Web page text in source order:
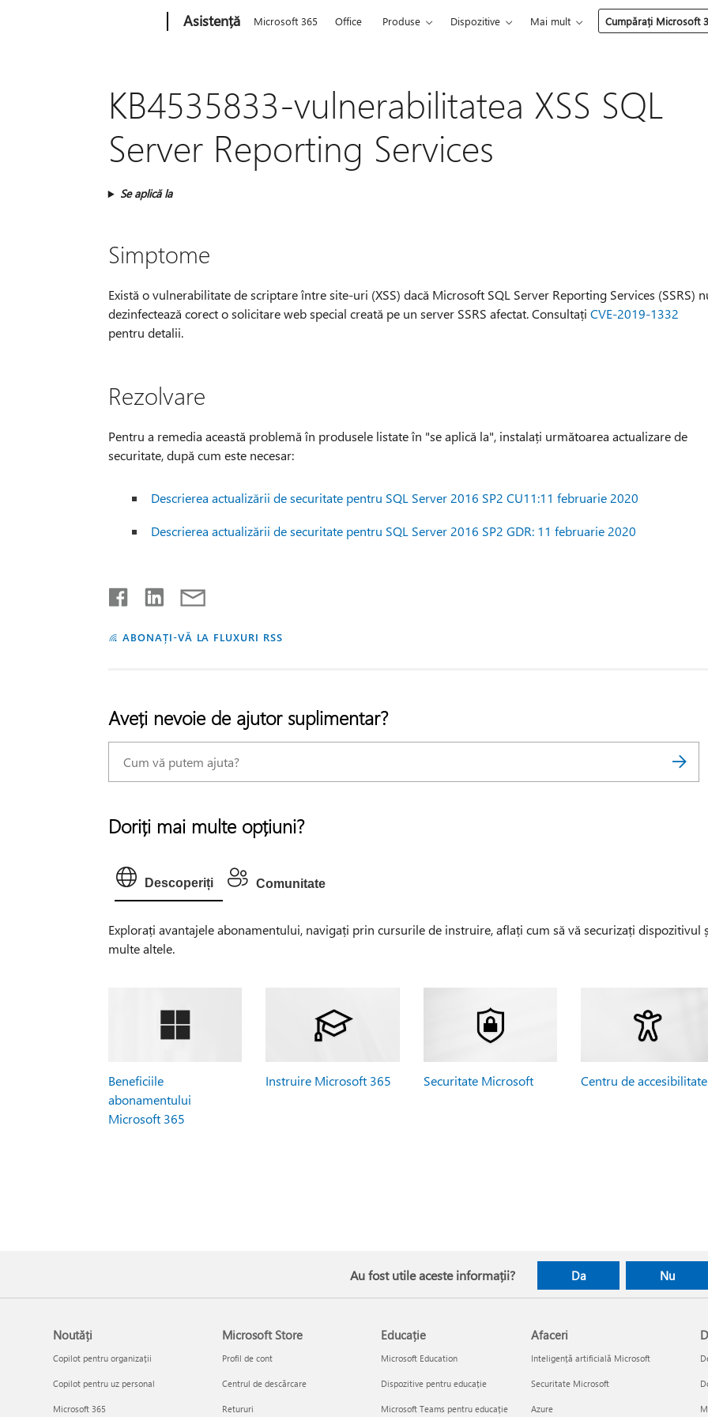
Asistență Microsoft 365 Office Produse Dispozitive Mai mult Cumpărați Microsoft
KB4535833-vulnerabilitatea XSS SQL
Server Reporting Services
Se aplică la
Simptome
Există o vulnerabilitate de scriptare între site-uri (XSS) dacă Microsoft SQL Server Reporting Services (SSRS)
dezinfectează corect o solicitare web special creată pe un server SSRS afectat. Consultați CVE-2019-1332
pentru detalii.
Rezolvare
Pentru a remedia această problemă în produsele listate în "se aplică la", instalați următoarea actualizare de
securitate, după cum este necesar:
Descrierea actualizării de securitate pentru SQL Server 2016 SP2 CU11:11 februarie 2020
Descrierea actualizării de securitate pentru SQL Server 2016 SP2 GDR: 11 februarie 2020
ABONAȚI-VĂ LA FLUXURI RSS
Aveți nevoie de ajutor suplimentar?
Doriți mai multe opțiuni?
Descoperiți Comunitate
Explorați avantajele abonamentului, navigați prin cursurile de instruire, aflați cum să vă securizați dispozitivul
multe altele.
Beneficiile
abonamentului
Microsoft 365
Instruire Microsoft 365 Securitate Microsoft Centru de accesibilitate
Au fost utile aceste informații? Da Nu
Noutăți
Copilot pentru organizații
Copilot pentru uz personal
Microsoft 365
Microsoft Store
Profil de cont
Centrul de descărcare
Retururi
Educație
Microsoft Education
Dispozitive pentru educație
Microsoft Teams pentru educație
Afaceri
Inteligență artificială Microsoft
Securitate Microsoft
Azure